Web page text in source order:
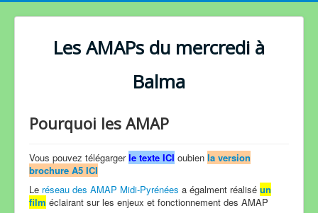
Les AMAPs du mercredi à
Balma
Pourquoi les AMAP
Vous pouvez télégargerle texte ICI oubien la version
brochure A5 ICI
Le réseau des AMAP Midi-Pyrénées a égalment réalisé un
film éclairant sur les enjeux et fonctionnement des AMAP